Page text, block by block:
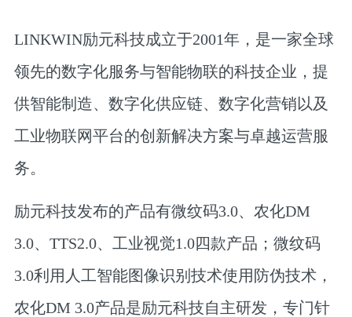
LINKWIN励元科技成立于2001年，是一家全球
领先的数字化服务与智能物联的科技企业，提
供智能制造、数字化供应链、数字化营销以及
工业物联网平台的创新解决方案与卓越运营服
务。
励元科技发布的产品有微纹码3.0、农化DM
3.0、TTS2.0、工业视觉1.0四款产品；微纹码
3.0利用人工智能图像识别技术使用防伪技术，
农化DM 3.0产品是励元科技自主研发，专门针